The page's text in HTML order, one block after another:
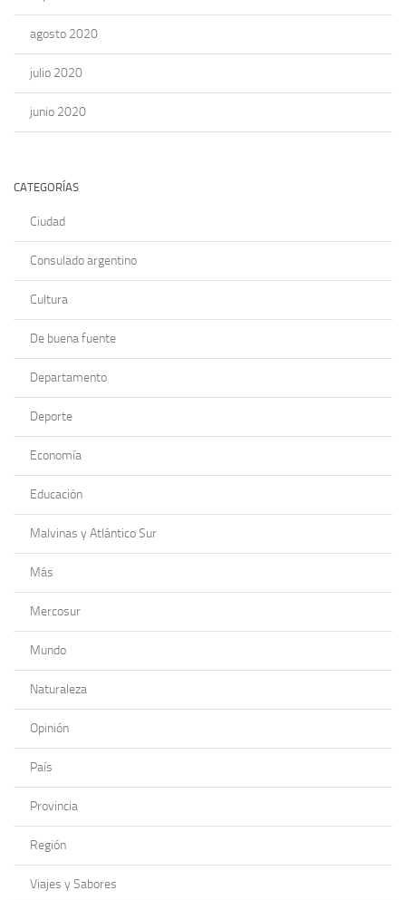
agosto 2020
julio 2020
junio 2020
CATEGORÍAS
Ciudad
Consulado argentino
Cultura
De buena fuente
Departamento
Deporte
Economía
Educación
Malvinas y Atlántico Sur
Más
Mercosur
Mundo
Naturaleza
Opinión
País
Provincia
Región
Viajes y Sabores